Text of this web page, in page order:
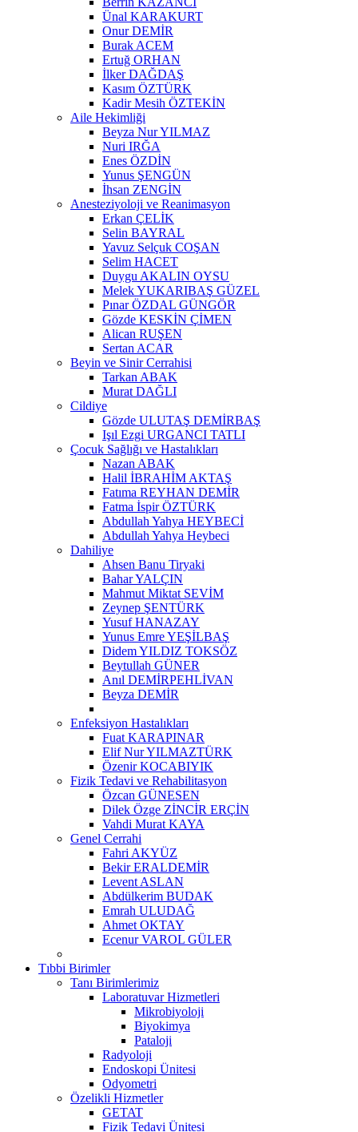
Ünal KARAKURT
Onur DEMİR
Burak ACEM
Ertuğ ORHAN
İlker DAĞDAŞ
Kasım ÖZTÜRK
Kadir Mesih ÖZTEKİN
Aile Hekimliği
Beyza Nur YILMAZ
Nuri IRĞA
Enes ÖZDİN
Yunus ŞENGÜN
İhsan ZENGİN
Anesteziyoloji ve Reanimasyon
Erkan ÇELİK
Selin BAYRAL
Yavuz Selçuk COŞAN
Selim HACET
Duygu AKALIN OYSU
Melek YUKARIBAŞ GÜZEL
Pınar ÖZDAL GÜNGÖR
Gözde KESKİN ÇİMEN
Alican RUŞEN
Sertan ACAR
Beyin ve Sinir Cerrahisi
Tarkan ABAK
Murat DAĞLI
Cildiye
Gözde ULUTAŞ DEMİRBAŞ
Işıl Ezgi URGANCI TATLI
Çocuk Sağlığı ve Hastalıkları
Nazan ABAK
Halil İBRAHİM AKTAŞ
Fatıma REYHAN DEMİR
Fatma İspir ÖZTÜRK
Abdullah Yahya HEYBECİ
Abdullah Yahya Heybeci
Dahiliye
Ahsen Banu Tiryaki
Bahar YALÇIN
Mahmut Miktat SEVİM
Zeynep ŞENTÜRK
Yusuf HANAZAY
Yunus Emre YEŞİLBAŞ
Didem YILDIZ TOKSÖZ
Beytullah GÜNER
Anıl DEMİRPEHLİVAN
Beyza DEMİR
Enfeksiyon Hastalıkları
Fuat KARAPINAR
Elif Nur YILMAZTÜRK
Özenir KOCABIYIK
Fizik Tedavi ve Rehabilitasyon
Özcan GÜNESEN
Dilek Özge ZİNCİR ERÇİN
Vahdi Murat KAYA
Genel Cerrahi
Fahri AKYÜZ
Bekir ERALDEMİR
Levent ASLAN
Abdülkerim BUDAK
Emrah ULUDAĞ
Ahmet OKTAY
Ecenur VAROL GÜLER
Tıbbi Birimler
Tanı Birimlerimiz
Laboratuvar Hizmetleri
Mikrobiyoloji
Biyokimya
Pataloji
Radyoloji
Endoskopi Ünitesi
Odyometri
Özelikli Hizmetler
GETAT
Fizik Tedavi Ünitesi